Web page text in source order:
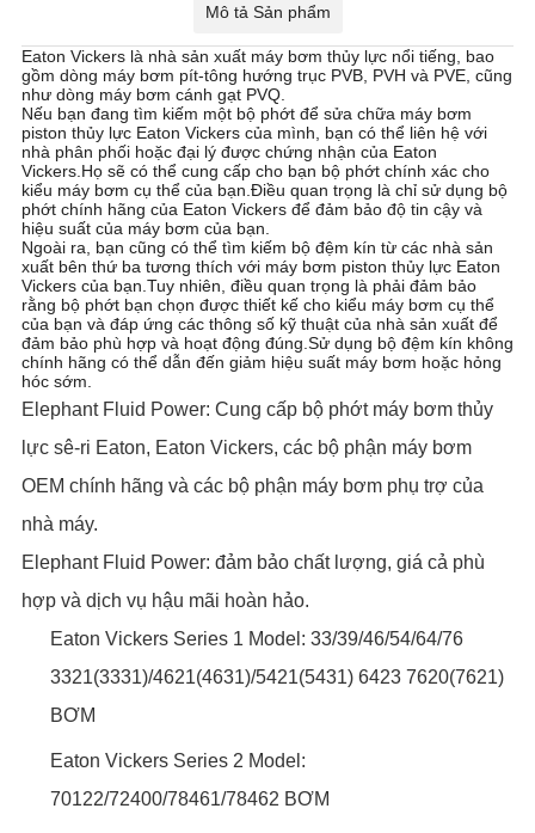
PRIVACY
POLICY
Mô tả Sản phẩm
Eaton Vickers là nhà sản xuất máy bơm thủy lực nổi tiếng, bao
gồm dòng máy bơm pít-tông hướng trục PVB, PVH và PVE, cũng
như dòng máy bơm cánh gạt PVQ.
Nếu bạn đang tìm kiếm một bộ phớt để sửa chữa máy bơm
piston thủy lực Eaton Vickers của mình, bạn có thể liên hệ với
nhà phân phối hoặc đại lý được chứng nhận của Eaton
Vickers.Họ sẽ có thể cung cấp cho bạn bộ phớt chính xác cho
kiểu máy bơm cụ thể của bạn.Điều quan trọng là chỉ sử dụng bộ
phớt chính hãng của Eaton Vickers để đảm bảo độ tin cậy và
hiệu suất của máy bơm của bạn.
Ngoài ra, bạn cũng có thể tìm kiếm bộ đệm kín từ các nhà sản
xuất bên thứ ba tương thích với máy bơm piston thủy lực Eaton
Vickers của bạn.Tuy nhiên, điều quan trọng là phải đảm bảo
rằng bộ phớt bạn chọn được thiết kế cho kiểu máy bơm cụ thể
của bạn và đáp ứng các thông số kỹ thuật của nhà sản xuất để
đảm bảo phù hợp và hoạt động đúng.Sử dụng bộ đệm kín không
chính hãng có thể dẫn đến giảm hiệu suất máy bơm hoặc hỏng
hóc sớm.
Elephant Fluid Power: Cung cấp bộ phớt máy bơm thủy
lực sê-ri Eaton, Eaton Vickers, các bộ phận máy bơm
OEM chính hãng và các bộ phận máy bơm phụ trợ của
nhà máy.
Elephant Fluid Power: đảm bảo chất lượng, giá cả phù
hợp và dịch vụ hậu mãi hoàn hảo.
Eaton Vickers Series 1 Model: 33/39/46/54/64/76
3321(3331)/4621(4631)/5421(5431) 6423 7620(7621)
BƠM
Eaton Vickers Series 2 Model:
70122/72400/78461/78462 BƠM